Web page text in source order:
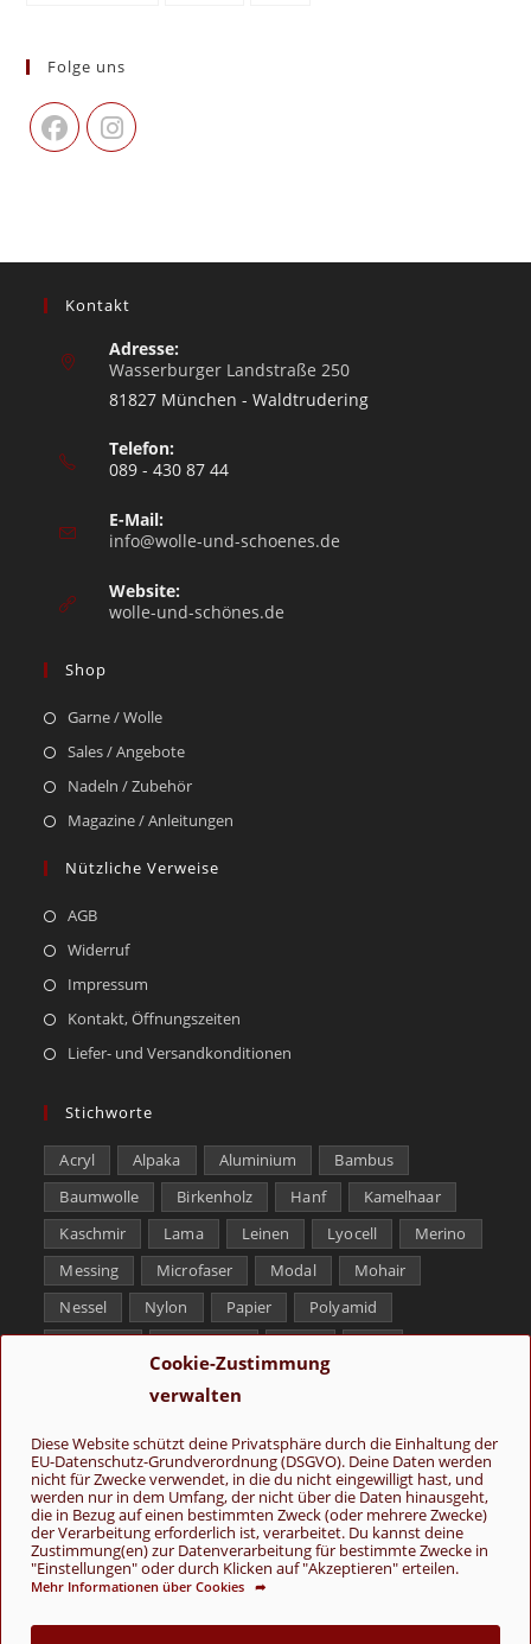
Cookie-Zustimmung
verwalten
Diese Website schützt deine Privatsphäre durch die Einhaltung der
EU-Datenschutz-Grundverordnung (DSGVO). Deine Daten werden
nicht für Zwecke verwendet, in die du nicht eingewilligt hast, und
werden nur in dem Umfang, der nicht über die Daten hinausgeht,
die in Bezug auf einen bestimmten Zweck (oder mehrere Zwecke)
der Verarbeitung erforderlich ist, verarbeitet. Du kannst deine
Zustimmung(en) zur Datenverarbeitung für bestimmte Zwecke in
"Einstellungen" oder durch Klicken auf "Akzeptieren" erteilen.
Mehr Informationen über Cookies ➦
Folge uns
Kontakt
Adresse:
Wasserburger Landstraße 250
81827 München - Waldtrudering
Telefon:
089 - 430 87 44
E-Mail:
info@wolle-und-schoenes.de
Website:
wolle-und-schönes.de
Shop
Garne / Wolle
Sales / Angebote
Nadeln / Zubehör
Magazine / Anleitungen
Nützliche Verweise
AGB
Widerruf
Impressum
Kontakt, Öffnungszeiten
Liefer- und Versandkonditionen
Stichworte
Acryl Alpaka Aluminium
Bambus
Baumwolle
Birkenholz Hanf
Kamelhaar
Kaschmir
Lama Leinen Lyocell
Merino
Messing
Microfaser Modal
Mohair
Nessel
Nylon Papier
Polyamid
Folge uns